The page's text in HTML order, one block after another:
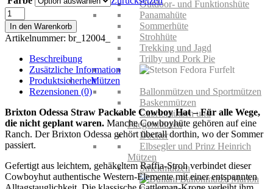
Outdoor- und Funktionshüte
Panamahüte
Sommerhüte
Strohhüte
Trekking und Jagd
Trilby und Pork Pie
Mützen
Ballonmützen und Sportmützen
Baskenmützen
Cabriomützen und
Fliegermützen
Docker
Elbsegler und Prinz Heinrich
Mützen
Strickmützen
Brixton
Odessa
Straw
Packable
Cowboy
Menge
In den Warenkorb
Artikelnummer: br_12004_
Beschreibung
Zusätzliche Information
Produktsicherheit
Rezensionen (0)
Brixton Odessa Straw Packable Cowboy Hat – Für alle Wege,
die nicht geplant waren. Manche Cowboyhüte gehören auf eine
Ranch. Der Brixton Odessa gehört überall dorthin, wo der Sommer
passiert.
Gefertigt aus leichtem, gehäkeltem Raffia-Stroh verbindet dieser
Cowboyhut authentische Western-Elemente mit einer entspannten